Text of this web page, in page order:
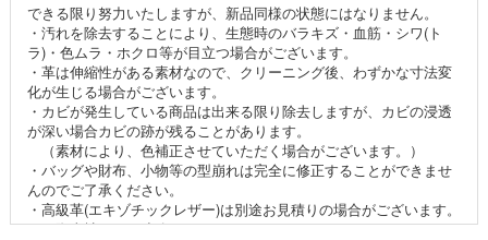
できる限り努力いたしますが、新品同様の状態にはなりません。
・汚れを除去することにより、生態時のバラキズ・血筋・シワ(ト
ラ)・色ムラ・ホクロ等が目立つ場合がございます。
・革は伸縮性がある素材なので、クリーニング後、わずかな寸法変
化が生じる場合がございます。
・カビが発生している商品は出来る限り除去しますが、カビの浸透
が深い場合カビの跡が残ることがあります。
（素材により、色補正させていただく場合がございます。）
・バッグや財布、小物等の型崩れは完全に修正することができませ
んのでご了承ください。
・高級革(エキゾチックレザー)は別途お見積りの場合がございます。
その際当社よりご連絡させていただきます。